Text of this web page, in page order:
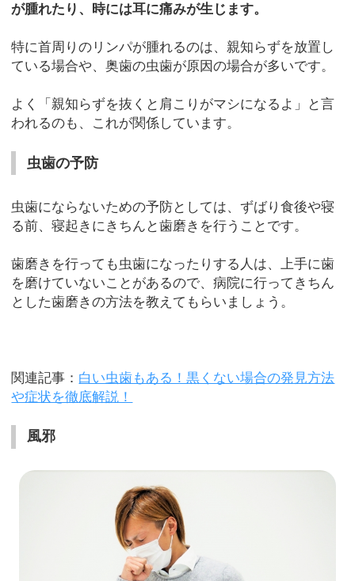
が腫れたり、時には耳に痛みが生じます。
特に首周りのリンパが腫れるのは、親知らずを放置し
ている場合や、奥歯の虫歯が原因の場合が多いです。
よく「親知らずを抜くと肩こりがマシになるよ」と言
われるのも、これが関係しています。
虫歯の予防
虫歯にならないための予防としては、ずばり食後や寝
る前、寝起きにきちんと歯磨きを行うことです。
歯磨きを行っても虫歯になったりする人は、上手に歯
を磨けていないことがあるので、病院に行ってきちん
とした歯磨きの方法を教えてもらいましょう。
関連記事： 白い虫歯もある！黒くない場合の発見方法
や症状を徹底解説！
風邪